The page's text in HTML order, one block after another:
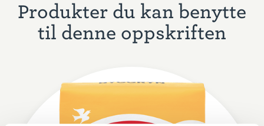
Produkter du kan benytte
til denne oppskriften